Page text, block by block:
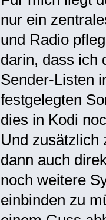
nur ein
und Radio
darin, dass ich
Sender-Listen
festgelegten
dies in Kodi
Und zusätzlich
dann auch
noch weitere
einbinden zu